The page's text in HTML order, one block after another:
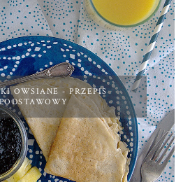
OWSIANE - PRZEPIS